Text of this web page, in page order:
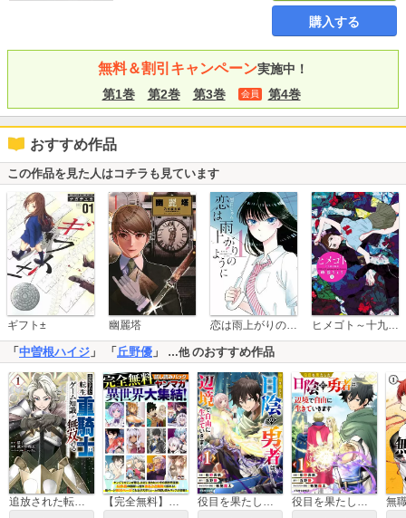
購入する
無料＆割引キャンペーン実施中！
第1巻
第2巻 第3巻 会員 第4巻
おすすめ作品
この作品を見た人はコチラも見ています
ギフト± 幽麗塔 恋は雨上がりのように ヒメゴト～十九歳の制服～
「 中曽根ハイジ 」 「 丘野優 」 …他のおすすめ作品
追放された転生重騎士はゲーム知識で無双する 【完全無料】ヤンマガ異世界大集結！ 試し読みパック 役目を果たした日陰の勇者は、辺境で自由に生きていきます 役目を果たした日陰の勇者は、辺境で自由に生きていきます【分冊版】